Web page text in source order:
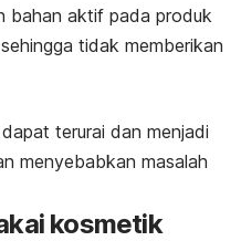
bahan aktif pada produk
tidak memberikan
terurai dan menjadi
menyebabkan masalah
kosmetik